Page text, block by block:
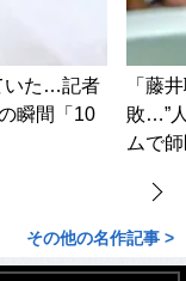
いた…記者
瞬間「10
「藤
敗…”
ムで
その他の名作記事 >